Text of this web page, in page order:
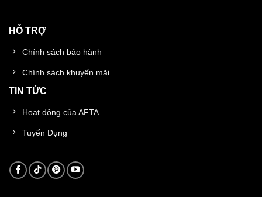
HỖ TRỢ
Chính sách bảo hành
Chính sách khuyến mãi
TIN TỨC
Hoạt động của AFTA
Tuyển Dụng